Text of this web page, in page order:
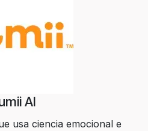
AI
usa ciencia emocional e